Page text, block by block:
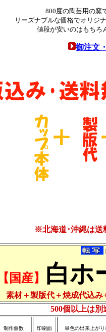
800度の陶芸用の窯
リーズナブルな価格でオリジ
値段が安いのはもちろ
御注文
※北海道･沖縄は送
【国産】 白ホ
素材＋製版代＋焼成代込み
500個以上は別
制作個数 印刷面 単色の出来上がり